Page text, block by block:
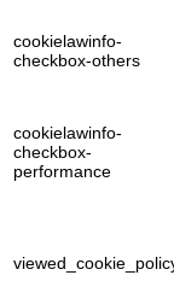
cookielawinfo-
checkbox-others
cookielawinfo-
checkbox-
performance